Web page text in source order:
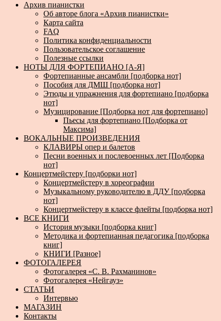
Архив пианистки
Об авторе блога «Архив пианистки»
Карта сайта
FAQ
Политика конфиденциальности
Пользовательское соглашение
Полезные ссылки
НОТЫ ДЛЯ ФОРТЕПИАНО [А-Я]
Фортепианные ансамбли [подборка нот]
Пособия для ДМШ [подборка нот]
Этюды и упражнения для фортепиано [подборка
нот]
Музицирование [Подборка нот для фортепиано]
Пьесы для фортепиано [Подборка от
Максима]
ВОКАЛЬНЫЕ ПРОИЗВЕДЕНИЯ
КЛАВИРЫ опер и балетов
Песни военных и послевоенных лет [Подборка
нот]
Концертмейстеру [подборки нот]
Концертмейстеру в хореографии
Музыкальному руководителю в ДДУ [подборка
нот]
Концертмейстеру в классе флейты [подборка нот]
ВСЕ КНИГИ
История музыки [подборка книг]
Методика и фортепианная педагогика [подборка
книг]
КНИГИ [Разное]
ФОТОГАЛЕРЕЯ
Фотогалерея «С. В. Рахманинов»
Фотогалерея «Нейгауз»
СТАТЬИ
Интервью
МАГАЗИН
Контакты